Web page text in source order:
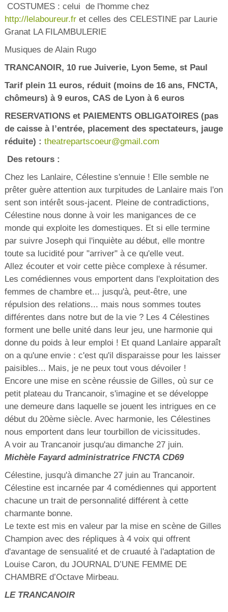
COSTUMES : celui de l'homme chez
http://lelaboureur.fret celles des CELESTINE par Laurie
Granat LA FILAMBULERIE
Musiques de Alain Rugo
TRANCANOIR, 10 rue Juiverie, Lyon 5eme, st Paul
Tarif plein 11 euros, réduit (moins de 16 ans, FNCTA,
chômeurs) à 9 euros, CAS de Lyon à 6 euros
RESERVATIONS et PAIEMENTS OBLIGATOIRES (pas
de caisse à l’entrée, placement des spectateurs, jauge
réduite) : theatrepartscoeur@gmail.com
Des retours :
Chez les Lanlaire, Célestine s'ennuie ! Elle semble ne
prêter guère attention aux turpitudes de Lanlaire mais l'on
sent son intérêt sous-jacent. Pleine de contradictions,
Célestine nous donne à voir les manigances de ce
monde qui exploite les domestiques. Et si elle termine
par suivre Joseph qui l'inquiète au début, elle montre
toute sa lucidité pour "arriver" à ce qu'elle veut.
Allez écouter et voir cette pièce complexe à résumer.
Les comédiennes vous emportent dans l'exploitation des
femmes de chambre et... jusqu'à, peut-être, une
répulsion des relations... mais nous sommes toutes
différentes dans notre but de la vie ? Les 4 Célestines
forment une belle unité dans leur jeu, une harmonie qui
donne du poids à leur emploi ! Et quand Lanlaire apparaît
on a qu'une envie : c'est qu'il disparaisse pour les laisser
paisibles... Mais, je ne peux tout vous dévoiler !
Encore une mise en scène réussie de Gilles, où sur ce
petit plateau du Trancanoir, s'imagine et se développe
une demeure dans laquelle se jouent les intrigues en ce
début du 20ème siècle. Avec harmonie, les Célestines
nous emportent dans leur tourbillon de vicissitudes.
A voir au Trancanoir jusqu'au dimanche 27 juin.
Michèle Fayard administratrice FNCTA CD69
Célestine, jusqu'à dimanche 27 juin au Trancanoir.
Célestine est incarnée par 4 comédiennes qui apportent
chacune un trait de personnalité différent à cette
charmante bonne.
Le texte est mis en valeur par la mise en scène de Gilles
Champion avec des répliques à 4 voix qui offrent
d'avantage de sensualité et de cruauté à l'adaptation de
Louise Caron, du JOURNAL D’UNE FEMME DE
CHAMBRE d’Octave Mirbeau.
LE TRANCANOIR